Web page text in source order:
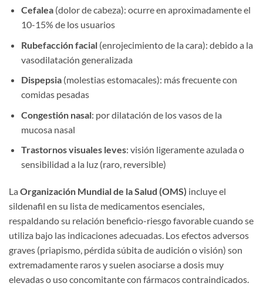
Cefalea(dolor de cabeza): ocurre en aproximadamente el
10-15% de los usuarios
Rubefacción facial(enrojecimiento de la cara): debido a la
vasodilatación generalizada
Dispepsia(molestias estomacales): más frecuente con
comidas pesadas
Congestión nasal: por dilatación de los vasos de la
mucosa nasal
Trastornos visuales leves: visión ligeramente azulada o
sensibilidad a la luz (raro, reversible)
La Organización Mundial de la Salud (OMS) incluye el
sildenafil en su lista de medicamentos esenciales,
respaldando su relación beneficio-riesgo favorable cuando se
utiliza bajo las indicaciones adecuadas. Los efectos adversos
graves (priapismo, pérdida súbita de audición o visión) son
extremadamente raros y suelen asociarse a dosis muy
elevadas o uso concomitante con fármacos contraindicados.